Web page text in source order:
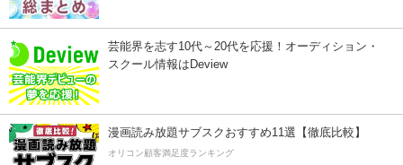
芸能界を志す10代～20代を応援！オーディション・
スクール情報はDeview
漫画読み放題サブスクおすすめ11選【徹底比較】
オリコン顧客満足度ランキング